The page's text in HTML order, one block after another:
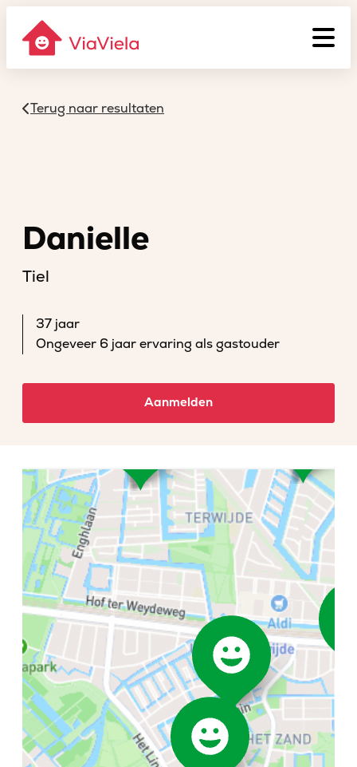
Terug naar resultaten
Danielle
Tiel
37 jaar
Ongeveer 6 jaar ervaring als gastouder
Aanmelden